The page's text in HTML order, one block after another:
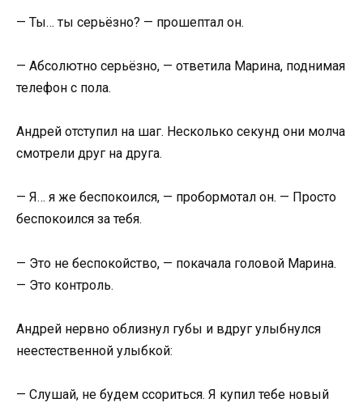
— Ты… ты серьёзно? — прошептал он.
— Абсолютно серьёзно, — ответила Марина, поднимая
телефон с пола.
Андрей отступил на шаг. Несколько секунд они молча
смотрели друг на друга.
— Я… я же беспокоился, — пробормотал он. — Просто
беспокоился за тебя.
— Это не беспокойство, — покачала головой Марина.
— Это контроль.
Андрей нервно облизнул губы и вдруг улыбнулся
неестественной улыбкой:
— Слушай, не будем ссориться. Я купил тебе новый